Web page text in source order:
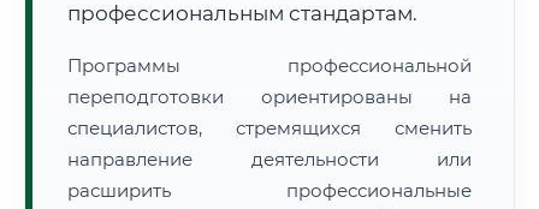
профессиональным стандартам.
Программы профессиональной
переподготовки ориентированы на
специалистов, стремящихся сменить
направление деятельности или
расширить профессиональные